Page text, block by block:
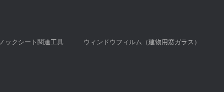
ックシート関連工具
ウィンドウフィルム（建物用窓ガラス）